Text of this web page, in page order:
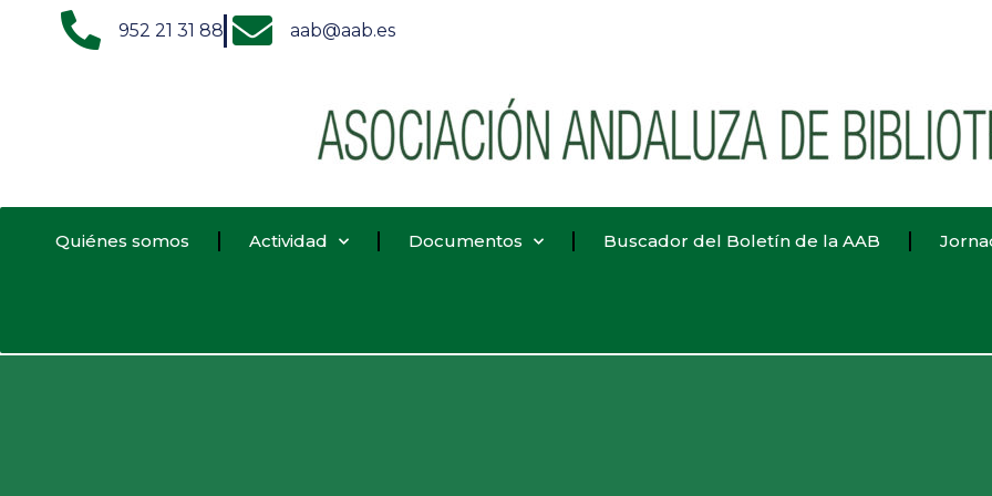
952 21 31 88 aab@aab.es
Quiénes somos Actividad Documentos Buscador del Boletín de la AAB